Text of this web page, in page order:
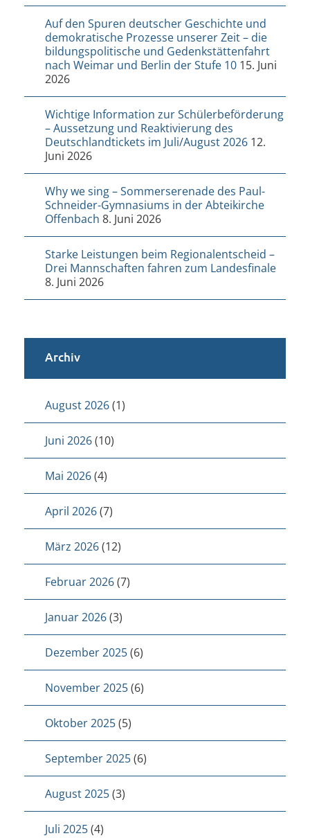
Auf den Spuren deutscher Geschichte und
demokratische Prozesse unserer Zeit – die
bildungspolitische und Gedenkstättenfahrt
nach Weimar und Berlin der Stufe 10 15. Juni
2026
Wichtige Information zur Schülerbeförderung
– Aussetzung und Reaktivierung des
Deutschlandtickets im Juli/August 2026 12.
Juni 2026
Why we sing – Sommerserenade des Paul-
Schneider-Gymnasiums in der Abteikirche
Offenbach 8. Juni 2026
Starke Leistungen beim Regionalentscheid –
Drei Mannschaften fahren zum Landesfinale
8. Juni 2026
Archiv
August 2026(1)
Juni 2026(10)
Mai 2026(4)
April 2026(7)
März 2026(12)
Februar 2026(7)
Januar 2026(3)
Dezember 2025(6)
November 2025(6)
Oktober 2025(5)
September 2025(6)
August 2025(3)
Juli 2025(4)